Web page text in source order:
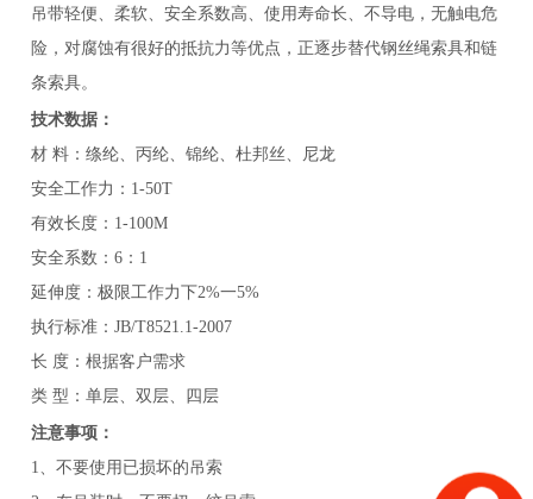
吊带轻便、柔软、安全系数高、使用寿命长、不导电，无触电危
险，对腐蚀有很好的抵抗力等优点，正逐步替代钢丝绳索具和链
条索具。
技术数据：
材 料：绦纶、丙纶、锦纶、杜邦丝、尼龙
安全工作力：1-50T
有效长度：1-100M
安全系数：6：1
延伸度：极限工作力下2%一5%
执行标准：JB/T8521.1-2007
长 度：根据客户需求
类 型：单层、双层、四层
注意事项：
1、不要使用已损坏的吊索